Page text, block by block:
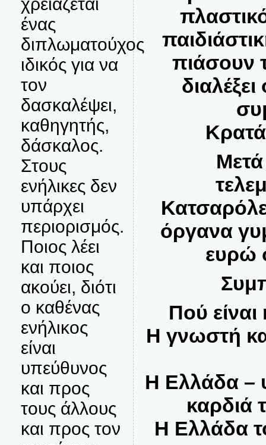
ένας
διπλωματούχος
ιδικός για να
τον
δασκαλέψει,
καθηγητής,
δάσκαλος.
Στους
ενήλικες δεν
υπάρχει
περιορισμός.
Ποιος λέει
και ποιος
ακούει, διότι
ο καθένας
ενήλικος
είναι
υπεύθυνος
και προς
τους άλλους
και προς τον
πιάσουν
όργανα
ευρώ
Πού
Η γνωστή
Η Ελλάδα –
καρδιά
Η Ελλάδα